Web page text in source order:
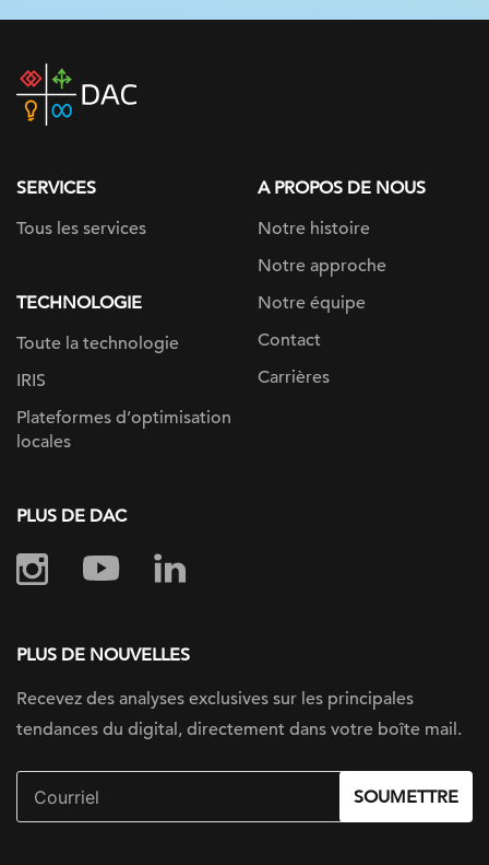
DAC
home
SERVICES
Tous les services
TECHNOLOGIE
Toute la technologie
IRIS
Plateformes d’optimisation
locales
A PROPOS DE NOUS
Notre histoire
Notre approche
Notre équipe
Contact
Carrières
PLUS DE DAC
PLUS DE NOUVELLES
Recevez des analyses exclusives sur les principales
tendances du digital, directement dans votre boîte mail.
SOUMETTRE